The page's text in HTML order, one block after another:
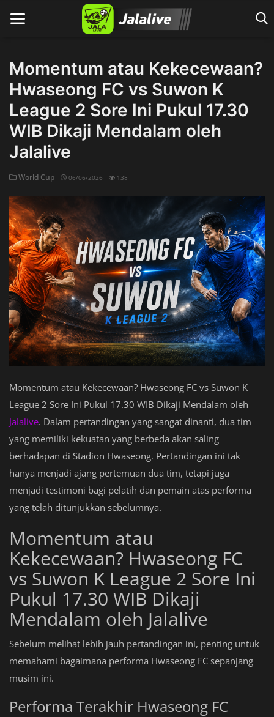
Home
Momentum atau Kekecewaan?
Hwaseong FC vs Suwon K
League 2 Sore Ini Pukul 17.30
WIB Dikaji Mendalam oleh
Jalalive
World Cup 06/06/2026 138
Momentum atau Kekecewaan? Hwaseong FC vs Suwon K
League 2 Sore Ini Pukul 17.30 WIB Dikaji Mendalam oleh
Jalalive. Dalam pertandingan yang sangat dinanti, dua tim
yang memiliki kekuatan yang berbeda akan saling
berhadapan di Stadion Hwaseong. Pertandingan ini tak
hanya menjadi ajang pertemuan dua tim, tetapi juga
menjadi testimoni bagi pelatih dan pemain atas performa
yang telah ditunjukkan sebelumnya.
Momentum atau
Kekecewaan? Hwaseong FC
vs Suwon K League 2 Sore Ini
Pukul 17.30 WIB Dikaji
Mendalam oleh Jalalive
Sebelum melihat lebih jauh pertandingan ini, penting untuk
memahami bagaimana performa Hwaseong FC sepanjang
musim ini.
Performa Terakhir Hwaseong FC